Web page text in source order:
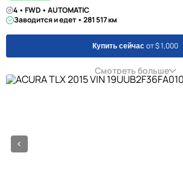
4 • FWD • AUTOMATIC
Заводится и едет • 281 517 км
Купить сейчас от $ 1,000
Смотреть больше